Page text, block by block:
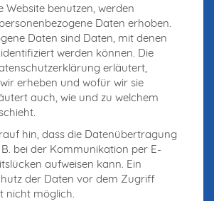
Website benutzen, werden
Daten erhoben.
Daten sind Daten, mit denen
werden können. Die
erläutert,
erheben und wofür wir sie
auch, wie und zu welchem
hin, dass die Datenübertragung
bei der Kommunikation per E-
aufweisen kann. Ein
der Daten vor dem Zugriff
nicht möglich.